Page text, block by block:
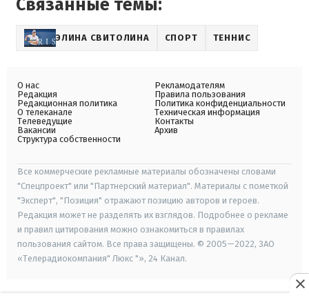
Связанные темы:
ЭЛИНА СВИТОЛИНА СПОРТ ТЕННИС
О нас
Редакция
Редакционная политика
О телеканале
Телеведущие
Вакансии
Структура собственности
Рекламодателям
Правила пользования
Политика конфиденциальности
Техническая информация
Контакты
Архив
Все коммерческие рекламные материалы обозначены словами
"Спецпроект" или "Партнерский материал". Материалы с пометкой
"Эксперт", "Позиция" отражают позицию авторов и героев.
Редакция может не разделять их взглядов. Подробнее о рекламе
и правил цитирования можно ознакомиться в правилах
пользования сайтом. Все права защищены. © 2005—2022, ЗАО
«Телерадиокомпания" Люкс "», 24 Канал.